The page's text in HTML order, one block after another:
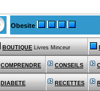
Obesite
BOUTIQUE Livres Minceur
COMPRENDRE CONSEILS
DIABETE RECETTES